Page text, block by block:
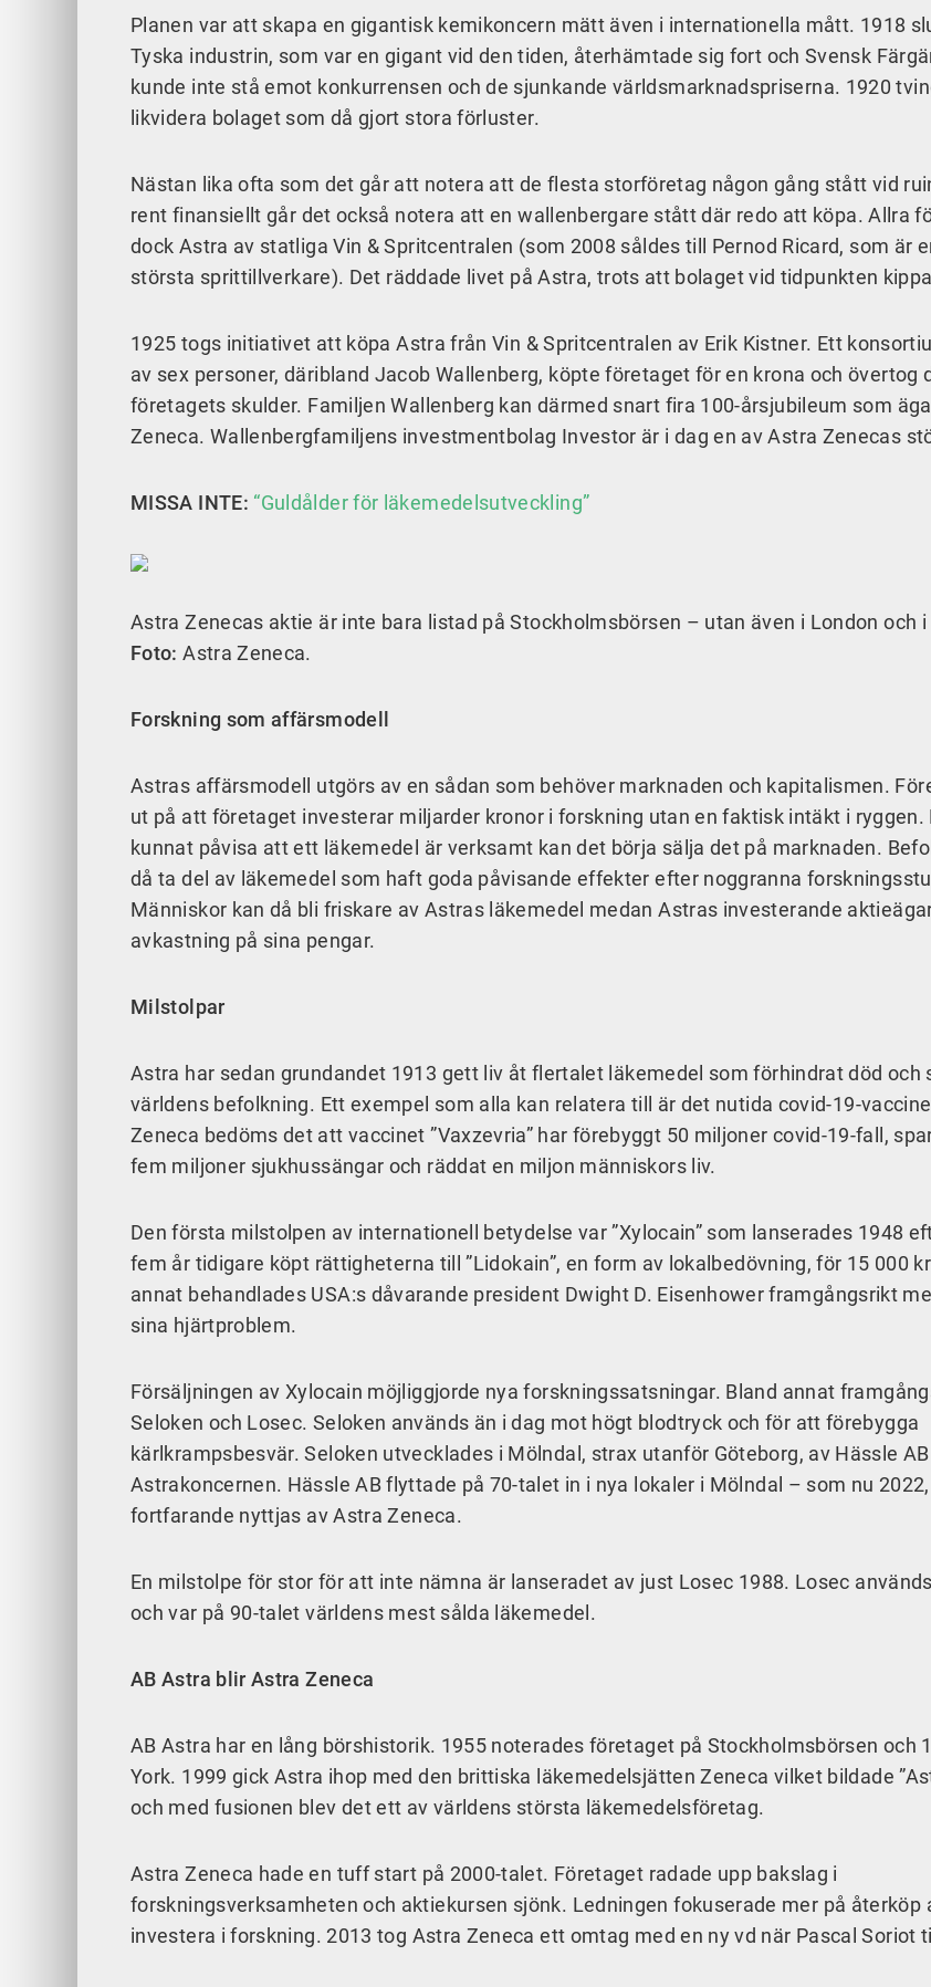
Planen var att skapa en gigantisk kemikoncern mätt även i internationella mått. 1918
Tyska industrin, som var en gigant vid den tiden, återhämtade sig fort och Svensk
kunde inte stå emot konkurrensen och de sjunkande världsmarknadspriserna. 1920
likvidera bolaget som då gjort stora förluster.
Nästan lika ofta som det går att notera att de flesta storföretag någon gång stått vid
rent finansiellt går det också notera att en wallenbergare stått där redo att köpa. Allra
dock Astra av statliga Vin & Spritcentralen (som 2008 såldes till Pernod Ricard, som är
största sprittillverkare). Det räddade livet på Astra, trots att bolaget vid tidpunkten
1925 togs initiativet att köpa Astra från Vin & Spritcentralen av Erik Kistner. Ett
av sex personer, däribland Jacob Wallenberg, köpte företaget för en krona och övertog
företagets skulder. Familjen Wallenberg kan därmed snart fira 100-årsjubileum som
Zeneca. Wallenbergfamiljens investmentbolag Investor är i dag en av Astra Zenecas
MISSA INTE: “Guldålder för läkemedelsutveckling”
Astra Zenecas aktie är inte bara listad på Stockholmsbörsen – utan även i London och i
Foto:Astra Zeneca.
Forskning som affärsmodell
Astras affärsmodell utgörs av en sådan som behöver marknaden och kapitalismen.
ut på att företaget investerar miljarder kronor i forskning utan en faktisk intäkt i ryggen.
kunnat påvisa att ett läkemedel är verksamt kan det börja sälja det på marknaden.
då ta del av läkemedel som haft goda påvisande effekter efter noggranna
Människor kan då bli friskare av Astras läkemedel medan Astras investerande
avkastning på sina pengar.
Milstolpar
Astra har sedan grundandet 1913 gett liv åt flertalet läkemedel som förhindrat död och
världens befolkning. Ett exempel som alla kan relatera till är det nutida covid-19-
Zeneca bedöms det att vaccinet ”Vaxzevria” har förebyggt 50 miljoner covid-19-fall,
fem miljoner sjukhussängar och räddat en miljon människors liv.
Den första milstolpen av internationell betydelse var ”Xylocain” som lanserades 1948
fem år tidigare köpt rättigheterna till ”Lidokain”, en form av lokalbedövning, för 15 000
annat behandlades USA:s dåvarande president Dwight D. Eisenhower framgångsrikt
sina hjärtproblem.
Försäljningen av Xylocain möjliggjorde nya forskningssatsningar. Bland annat
Seloken och Losec. Seloken används än i dag mot högt blodtryck och för att förebygga
kärlkrampsbesvär. Seloken utvecklades i Mölndal, strax utanför Göteborg, av Hässle
Astrakoncernen. Hässle AB flyttade på 70-talet in i nya lokaler i Mölndal – som nu
fortfarande nyttjas av Astra Zeneca.
En milstolpe för stor för att inte nämna är lanseradet av just Losec 1988. Losec
och var på 90-talet världens mest sålda läkemedel.
AB Astra blir Astra Zeneca
AB Astra har en lång börshistorik. 1955 noterades företaget på Stockholmsbörsen och
York. 1999 gick Astra ihop med den brittiska läkemedelsjätten Zeneca vilket bildade
och med fusionen blev det ett av världens största läkemedelsföretag.
Astra Zeneca hade en tuff start på 2000-talet. Företaget radade upp bakslag i
forskningsverksamheten och aktiekursen sjönk. Ledningen fokuserade mer på återköp
investera i forskning. 2013 tog Astra Zeneca ett omtag med en ny vd när Pascal Soriot